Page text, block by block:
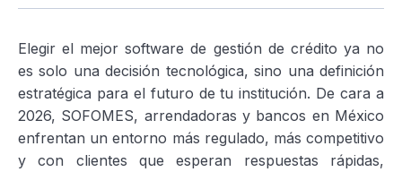
Elegir el mejor software de gestión de crédito ya no
es solo una decisión tecnológica, sino una definición
estratégica para el futuro de tu institución. De cara a
2026, SOFOMES, arrendadoras y bancos en México
enfrentan un entorno más regulado, más competitivo
y con clientes que esperan respuestas rápidas,